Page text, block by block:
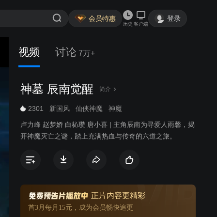
会员特惠
历史 客户端
登录
视频 讨论 7万+
神墓 辰南觉醒 简介
2301 新国风 仙侠神魔 神魔
卢力峰 赵梦娇 白杺瓒 唐小喜 | 主角辰南为寻爱人雨馨，揭
开神魔灭亡之谜，踏上充满热血与传奇的六道之旅。
正片内容更精彩
首3月每月15元，成为会员畅快追更